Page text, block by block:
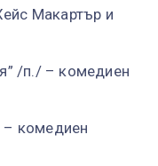
Макартър и
/п./ – комедиен
– комедиен